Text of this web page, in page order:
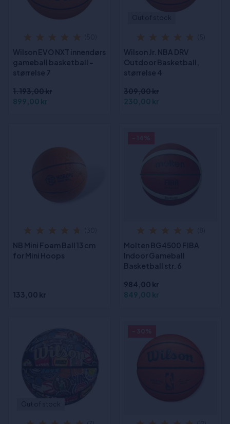
Wilson EVO NXT innendørs
gameball basketball -
størrelse 7
1.193,00 kr
899,00 kr
Wilson Jr. NBA DRV
Outdoor Basketball,
størrelse 4
309,00 kr
230,00 kr
NB Mini Foam Ball 13 cm
for Mini Hoops
133,00 kr
Molten BG4500 FIBA
Indoor Gameball
Basketball str. 6
984,00 kr
849,00 kr